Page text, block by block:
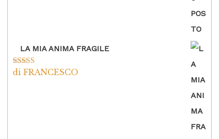
LA MIA ANIMA FRAGILE
Valutato5su
di FRANCESCO